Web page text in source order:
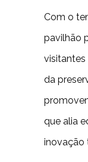
Com o
pavilhão
visitantes
da
que alia
inovação